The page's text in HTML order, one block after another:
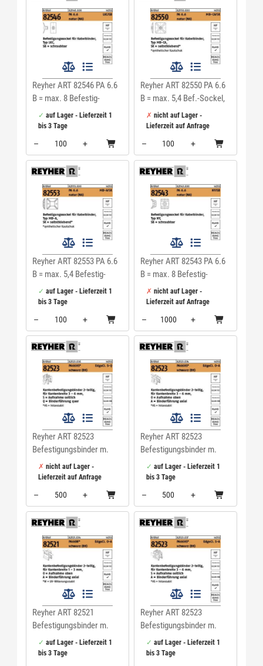
Reyher ART 82546 PA 6.6
B = max. 8 Befestig-
Sockel, natur, SB LKC
VE=S
auf Lager - Lieferzeit 1
bis 3 Tage
–
+
Menge: 100
Reyher ART 82550 PA 6.6
B = max. 5,4 Bef.-Sockel,
natur,SK MB4CA(S) VE=S
nicht auf Lager -
Lieferzeit auf Anfrage
–
+
Menge: 100
Reyher ART 82553 PA 6.6
B = max. 5,4 Befestig-
Sockel, natur, SK MB4A
VE=S
auf Lager - Lieferzeit 1
bis 3 Tage
–
+
Menge: 100
Reyher ART 82543 PA 6.6
B = max. 8 Befestig-
Sockel, natur,SB NY3256
VE=S
nicht auf Lager -
Lieferzeit auf Anfrage
–
+
Menge: 1000
Reyher ART 82523
Befestigungsbinder m.
Edgeclip PA66HS schwarz
4,6 x 200 S-Q VE=S
nicht auf Lager -
Lieferzeit auf Anfrage
–
+
Menge: 500
Reyher ART 82523
Befestigungsbinder m.
Edgeclip PA66HS schwarz
4,6 x 200 O-A VE=S
auf Lager - Lieferzeit 1
bis 3 Tage
–
+
Menge: 500
Reyher ART 82521
Befestigungsbinder m.
Edgeclip PA66W schwarz
4,6 x 200 VE=S
auf Lager - Lieferzeit 1
bis 3 Tage
Reyher ART 82523
Befestigungsbinder m.
Edgeclip PA66HS schwarz
4,6 x 200 S-A VE=S
auf Lager - Lieferzeit 1
bis 3 Tage